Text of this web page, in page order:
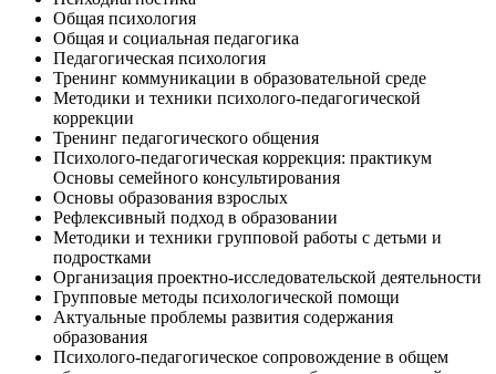
Общая психология
Общая и социальная педагогика
Педагогическая психология
Тренинг коммуникации в образовательной среде
Методики и техники психолого-педагогической
коррекции
Тренинг педагогического общения
Психолого-педагогическая коррекция: практикум
Основы семейного консультирования
Основы образования взрослых
Рефлексивный подход в образовании
Методики и техники групповой работы с детьми и
подростками
Организация проектно-исследовательской деятельности
Групповые методы психологической помощи
Актуальные проблемы развития содержания
образования
Психолого-педагогическое сопровождение в общем